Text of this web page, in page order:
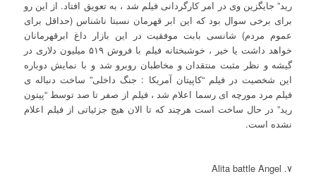
رید” جایگزین وی در امر کارگردانی فیلم شد ، به تعویق افتاد. از این رو
برای برخی سوال بود که این ابر قهرمان نسبتا ناشناس (حداقل برای
عموم مردم) شانسی بابت موفقیت در این بازار داغ ابرقهرمانان
خواهد داشت یا خیر ، خوشبختانه فیلم با فروش ۵۱۹ میلیون دلاری در
گیشه و نظر مثبت منتقدان و مخاطبان روبرو شد و با نمایش دوباره
این شخصیت در فیلم “کاپیتان آمریکا : جنگ داخلی” ساخت دنباله ی
فیلم مرد مورچه ای رسما اعلام شد ، فیلم از صفر تا صد توسط “پیتون
رید” در حال ساخت است هرچند که تا الان هیچ جزئیاتی از فیلم اعلام
نشده است.
۷. Alita battle Angel